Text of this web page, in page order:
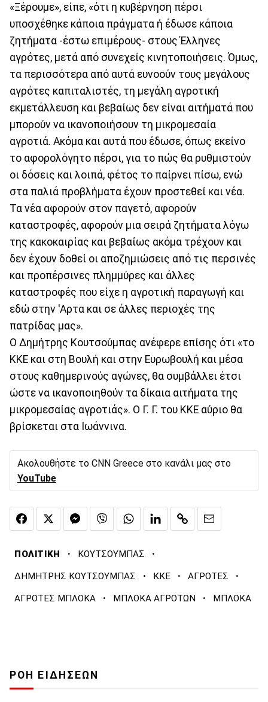
«Ξέρουμε», είπε, «ότι η κυβέρνηση πέρσι
υποσχέθηκε κάποια πράγματα ή έδωσε κάποια
ζητήματα -έστω επιμέρους- στους Έλληνες
αγρότες, μετά από συνεχείς κινητοποιήσεις. Όμως,
τα περισσότερα από αυτά ευνοούν τους μεγάλους
αγρότες καπιταλιστές, τη μεγάλη αγροτική
εκμετάλλευση και βεβαίως δεν είναι αιτήματά που
μπορούν να ικανοποιήσουν τη μικρομεσαία
αγροτιά. Ακόμα και αυτά που έδωσε, όπως εκείνο
το αφορολόγητο πέρσι, για το πώς θα ρυθμιστούν
οι δόσεις και λοιπά, φέτος το παίρνει πίσω, ενώ
στα παλιά προβλήματα έχουν προστεθεί και νέα.
Τα νέα αφορούν στον παγετό, αφορούν
καταστροφές, αφορούν μια σειρά ζητήματα λόγω
της κακοκαιρίας και βεβαίως ακόμα τρέχουν και
δεν έχουν δοθεί οι αποζημιώσεις από τις περσινές
και προπέρσινες πλημμύρες και άλλες
καταστροφές που είχε η αγροτική παραγωγή και
εδώ στην 'Αρτα και σε άλλες περιοχές της
πατρίδας μας».
Ο Δημήτρης Κουτσούμπας ανέφερε επίσης ότι «το
ΚΚΕ και στη Βουλή και στην Ευρωβουλή και μέσα
στους καθημερινούς αγώνες, θα συμβάλλει έτσι
ώστε να ικανοποιηθούν τα δίκαια αιτήματα της
μικρομεσαίας αγροτιάς». Ο Γ. Γ. του ΚΚΕ αύριο θα
βρίσκεται στα Ιωάννινα.
Ακολουθήστε το CNN Greece στο κανάλι μας στο
YouTube
ΠΟΛΙΤΙΚΗ · ΚΟΥΤΣΟΥΜΠΑΣ ·
ΔΗΜΗΤΡΗΣ ΚΟΥΤΣΟΥΜΠΑΣ · ΚΚΕ · ΑΓΡΟΤΕΣ ·
ΑΓΡΟΤΕΣ ΜΠΛΟΚΑ · ΜΠΛΟΚΑ ΑΓΡΟΤΩΝ · ΜΠΛΟΚΑ
ΡΟΗ ΕΙΔΗΣΕΩΝ